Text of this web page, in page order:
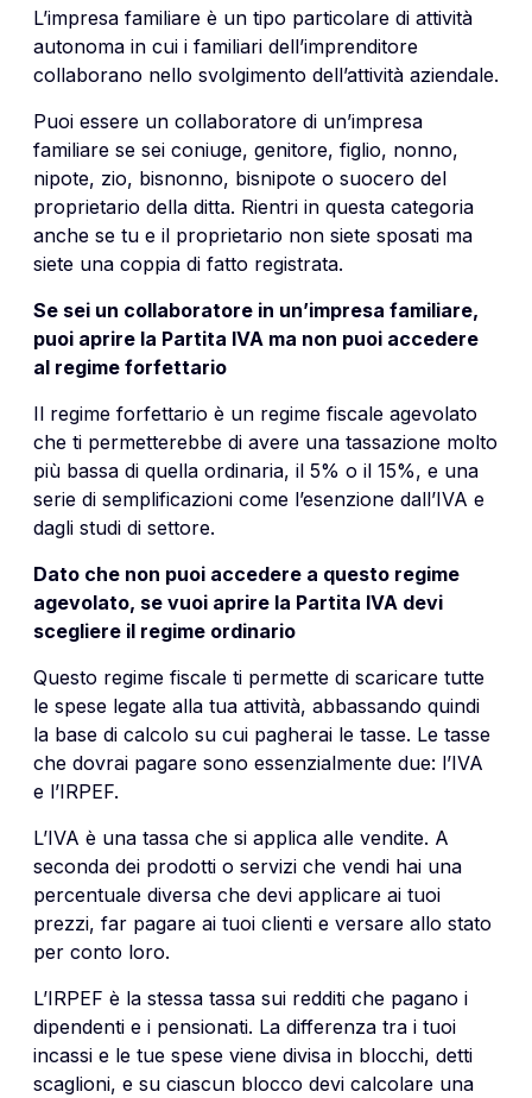
L’impresa familiare è un tipo particolare di attività
autonoma in cui i familiari dell’imprenditore
collaborano nello svolgimento dell’attività aziendale.
Puoi essere un collaboratore di un’impresa
familiare se sei coniuge, genitore, figlio, nonno,
nipote, zio, bisnonno, bisnipote o suocero del
proprietario della ditta. Rientri in questa categoria
anche se tu e il proprietario non siete sposati ma
siete una coppia di fatto registrata.
Se sei un collaboratore in un’impresa familiare,
puoi aprire la Partita IVA ma non puoi accedere
al regime forfettario
Il regime forfettario è un regime fiscale agevolato
che ti permetterebbe di avere una tassazione molto
più bassa di quella ordinaria, il 5% o il 15%, e una
serie di semplificazioni come l’esenzione dall’IVA e
dagli studi di settore.
Dato che non puoi accedere a questo regime
agevolato, se vuoi aprire la Partita IVA devi
scegliere il regime ordinario
Questo regime fiscale ti permette di scaricare tutte
le spese legate alla tua attività, abbassando quindi
la base di calcolo su cui pagherai le tasse. Le tasse
che dovrai pagare sono essenzialmente due: l’IVA
e l’IRPEF.
L’IVA è una tassa che si applica alle vendite. A
seconda dei prodotti o servizi che vendi hai una
percentuale diversa che devi applicare ai tuoi
prezzi, far pagare ai tuoi clienti e versare allo stato
per conto loro.
L’IRPEF è la stessa tassa sui redditi che pagano i
dipendenti e i pensionati. La differenza tra i tuoi
incassi e le tue spese viene divisa in blocchi, detti
scaglioni, e su ciascun blocco devi calcolare una